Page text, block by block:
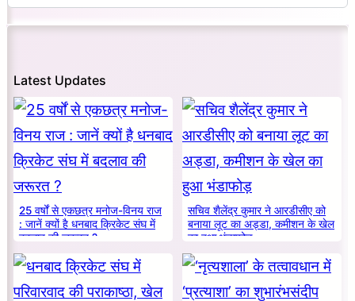
Latest Updates
25 वर्षों से एकछत्र मनोज-विनय राज
: जानें क्यों है धनबाद क्रिकेट संघ में
बदलाव की जरूरत ?
सचिव शैलेंद्र कुमार ने आरडीसीए को
बनाया लूट का अड्डा, कमीशन के खेल
का हुआ भंडाफोड़